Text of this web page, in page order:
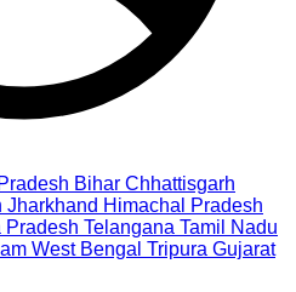
Bihar Chhattisgarh
Jharkhand Himachal Pradesh
Pradesh Telangana Tamil Nadu
West Bengal Tripura Gujarat